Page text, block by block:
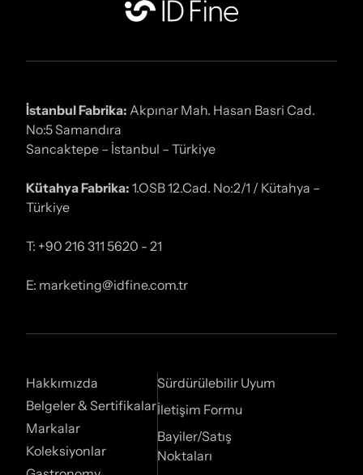
İstanbul Fabrika: Akpınar Mah. Hasan Basri Cad.
No:5 Samandıra
Sancaktepe – İstanbul – Türkiye
Kütahya Fabrika: 1.OSB 12.Cad. No:2/1 / Kütahya –
Türkiye
T: +90 216 311 5620 - 21
E: marketing@idfine.com.tr
Hakkımızda
Belgeler & Sertifikalar
Markalar
Koleksiyonlar
Sürdürülebilir Uyum
İletişim Formu
Bayiler/Satış
Noktaları